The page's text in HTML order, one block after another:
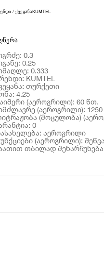
/ ქვეყანაKUMTEL
0.3
0.25
0.333
KUMTEL
თურქეთი
4.25
(აეროგრილი): 60 წთ.
(აეროგრილი): 1250
(მოცულობა)
0
აეროგრილი
(აეროგრილი):